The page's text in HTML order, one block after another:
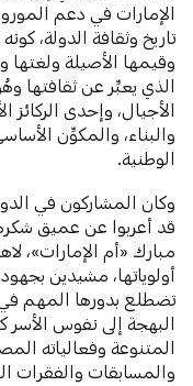
الإمارات في دعم
تاريخ وثقافة الدولة،
وقيمها الأصيلة ولغتها
الذي يعبِّر عن ثقافتها
الأجيال، وإحدى الركائز
والبناء، والمكوِّن
الوطنية.
قد أعربوا عن عميق
مبارك «أم الإمارات»،
أولوياتها، مشيدين
تضطلع بدورها المهم
البهجة إلى نفوس الأسر
المتنوعة وفعالياته
والمسابقات والفقرات